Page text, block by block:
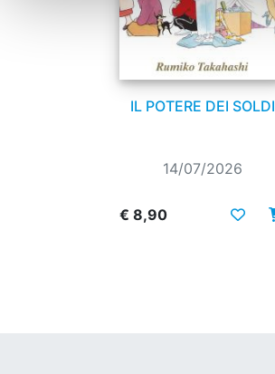
IL POTERE DEI SOLDI
14/07/2026
€ 8,90